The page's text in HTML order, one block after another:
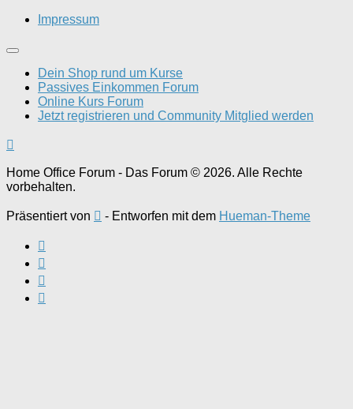
Impressum
Dein Shop rund um Kurse
Passives Einkommen Forum
Online Kurs Forum
Jetzt registrieren und Community Mitglied werden
Home Office Forum - Das Forum © 2026. Alle Rechte
vorbehalten.
Präsentiert von - Entworfen mit dem Hueman-Theme